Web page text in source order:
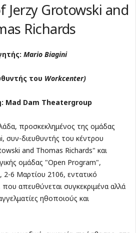
Jerzy Grotowski and
Richards
: Mario Biagini
του Workcenter)
Mad Dam Theatergroup
προσκεκλημένος της ομάδας
συν-διευθυντής του κέντρου
and Thomas Richards" και
ομάδας "Open Program",
2-6 Μαρτίου 2106, εντατικό
απευθύνεται συγκεκριμένα αλλά
ηθοποιούς και